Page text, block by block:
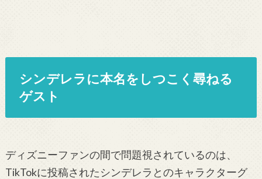
シンデレラに本名をしつこく尋ねる
ゲスト
ディズニーファンの間で問題視されているのは、
TikTokに投稿されたシンデレラとのキャラクターグ